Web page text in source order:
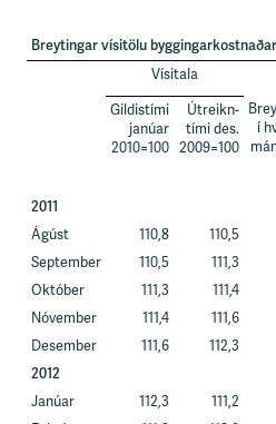
Breytingar vísitölu byggingarkostnaðar
Vísitala
Gildistími
janúar
2010=100
Útreikn-
tími des.
2009=100
í
2011
Ágúst
110,8 110,5
September
110,5 111,3
Október
111,3 111,4
Nóvember
111,4 111,6
Desember
111,6 112,3
2012
Janúar
112,3 111,2